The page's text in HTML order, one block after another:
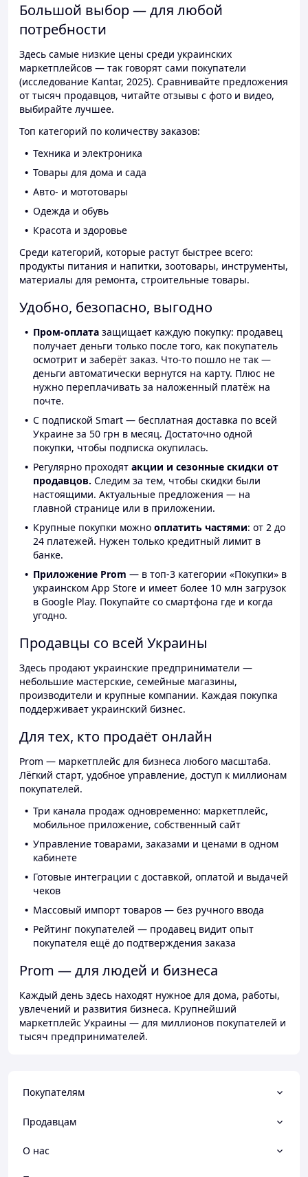
Большой выбор — для любой
потребности
Здесь самые низкие цены среди украинских
маркетплейсов — так говорят сами покупатели
(исследование Kantar, 2025). Сравнивайте предложения
от тысяч продавцов, читайте отзывы с фото и видео,
выбирайте лучшее.
Топ категорий по количеству заказов:
Техника и электроника
Товары для дома и сада
Авто- и мототовары
Одежда и обувь
Красота и здоровье
Среди категорий, которые растут быстрее всего:
продукты питания и напитки, зоотовары, инструменты,
материалы для ремонта, строительные товары.
Удобно, безопасно, выгодно
Пром-оплата защищает каждую покупку: продавец
получает деньги только после того, как покупатель
осмотрит и заберёт заказ. Что-то пошло не так —
деньги автоматически вернутся на карту. Плюс не
нужно переплачивать за наложенный платёж на
почте.
С подпиской Smart — бесплатная доставка по всей
Украине за 50 грн в месяц. Достаточно одной
покупки, чтобы подписка окупилась.
Регулярно проходят акции и сезонные скидки от
продавцов. Следим за тем, чтобы скидки были
настоящими. Актуальные предложения — на
главной странице или в приложении.
Крупные покупки можно оплатить частями: от 2 до
24 платежей. Нужен только кредитный лимит в
банке.
Приложение Prom — в топ-3 категории «Покупки» в
украинском App Store и имеет более 10 млн загрузок
в Google Play. Покупайте со смартфона где и когда
угодно.
Продавцы со всей Украины
Здесь продают украинские предприниматели —
небольшие мастерские, семейные магазины,
производители и крупные компании. Каждая покупка
поддерживает украинский бизнес.
Для тех, кто продаёт онлайн
Prom — маркетплейс для бизнеса любого масштаба.
Лёгкий старт, удобное управление, доступ к миллионам
покупателей.
Три канала продаж одновременно: маркетплейс,
мобильное приложение, собственный сайт
Управление товарами, заказами и ценами в одном
кабинете
Готовые интеграции с доставкой, оплатой и выдачей
чеков
Массовый импорт товаров — без ручного ввода
Рейтинг покупателей — продавец видит опыт
покупателя ещё до подтверждения заказа
Prom — для людей и бизнеса
Каждый день здесь находят нужное для дома, работы,
увлечений и развития бизнеса. Крупнейший
маркетплейс Украины — для миллионов покупателей и
тысяч предпринимателей.
Покупателям
Продавцам
О нас